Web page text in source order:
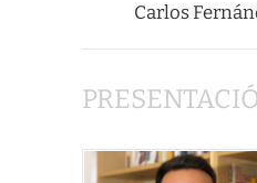
Carlos